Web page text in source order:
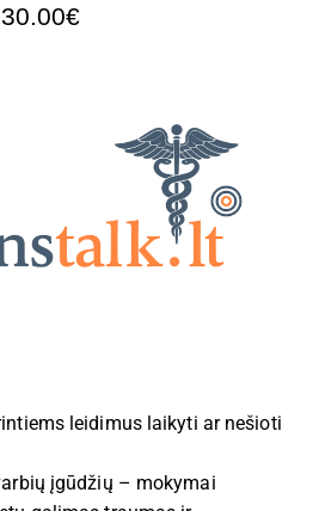
30.00€
leidimus laikyti ar nešioti
įgūdžių – mokymai